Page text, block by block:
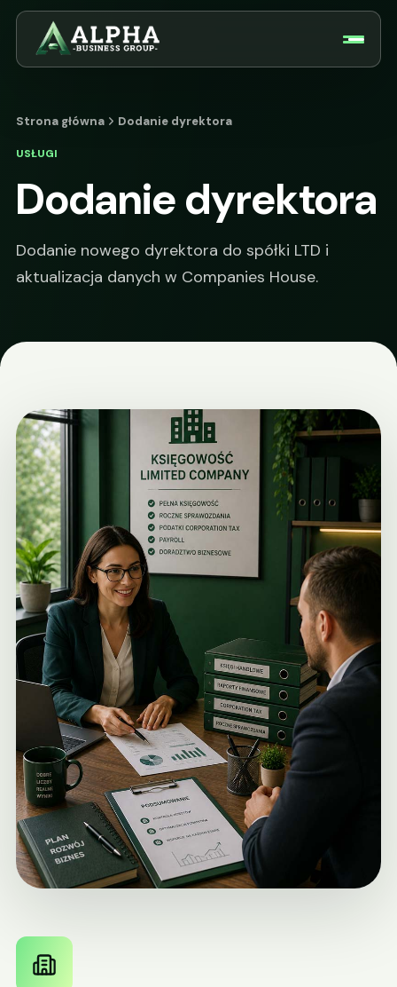
Strona główna Dodanie dyrektora
USŁUGI
Dodanie dyrektora
Dodanie nowego dyrektora do spółki LTD i
aktualizacja danych w Companies House.